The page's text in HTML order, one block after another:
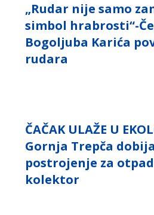
„Rudar nije samo
simbol hrabrosti“-
Bogoljuba Karića
rudara
ČAČAK ULAŽE U
Gornja Trepča
postrojenje za
kolektor